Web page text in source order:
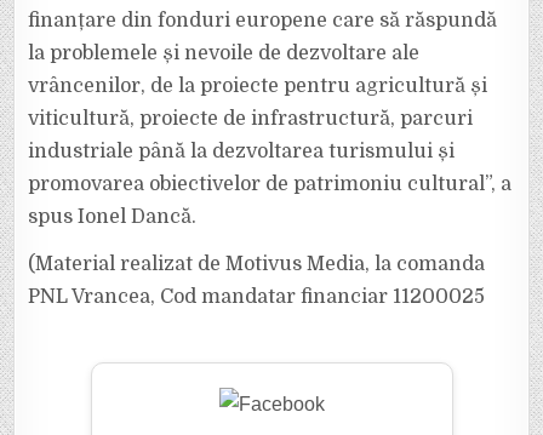
finanțare din fonduri europene care să răspundă
la problemele și nevoile de dezvoltare ale
vrâncenilor, de la proiecte pentru agricultură și
viticultură, proiecte de infrastructură, parcuri
industriale până la dezvoltarea turismului și
promovarea obiectivelor de patrimoniu cultural”, a
spus Ionel Dancă.
(Material realizat de Motivus Media, la comanda
PNL Vrancea, Cod mandatar financiar 11200025